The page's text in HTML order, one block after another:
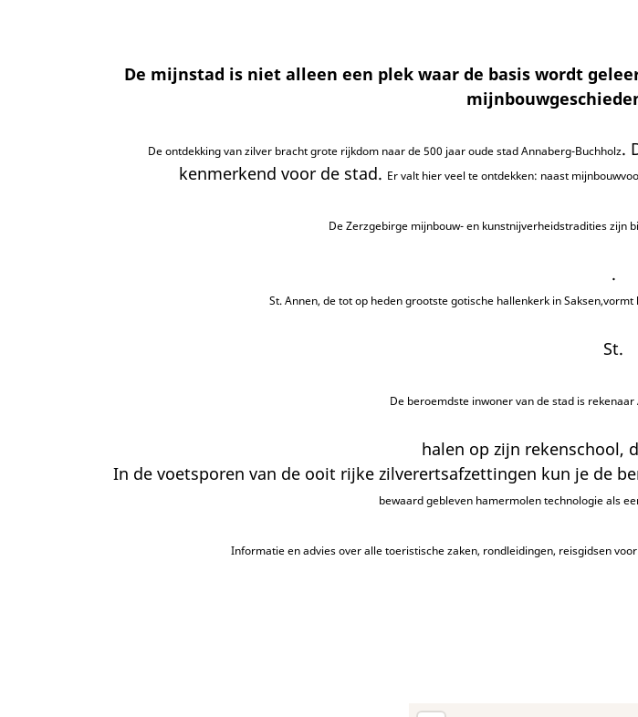
De mijnstad is niet alleen een plek waar de basis wordt
De ontdekking van zilver bracht grote rijkdom naar de 500 jaar oude stad Annaberg-Buchholz.
kenmerkend voor de stad. Er valt hier veel te ontdekken: naast
DeZerzgebirge mijnbouw- en kunstnijverheidstraditieszijn
.
St. Annen, de tot op heden grootste gotische hallenkerk in Saksen,vormt
St.
De beroemdste inwoner van de stad is rekenaar
halen op zijn rekenschool,
In de voetsporen van de ooit rijke zilverertsafzettingen kun je de
bewaard gebleven hamermolen technologie als
Informatie en advies over alle toeristische zaken, rondleidingen, reisgidsen